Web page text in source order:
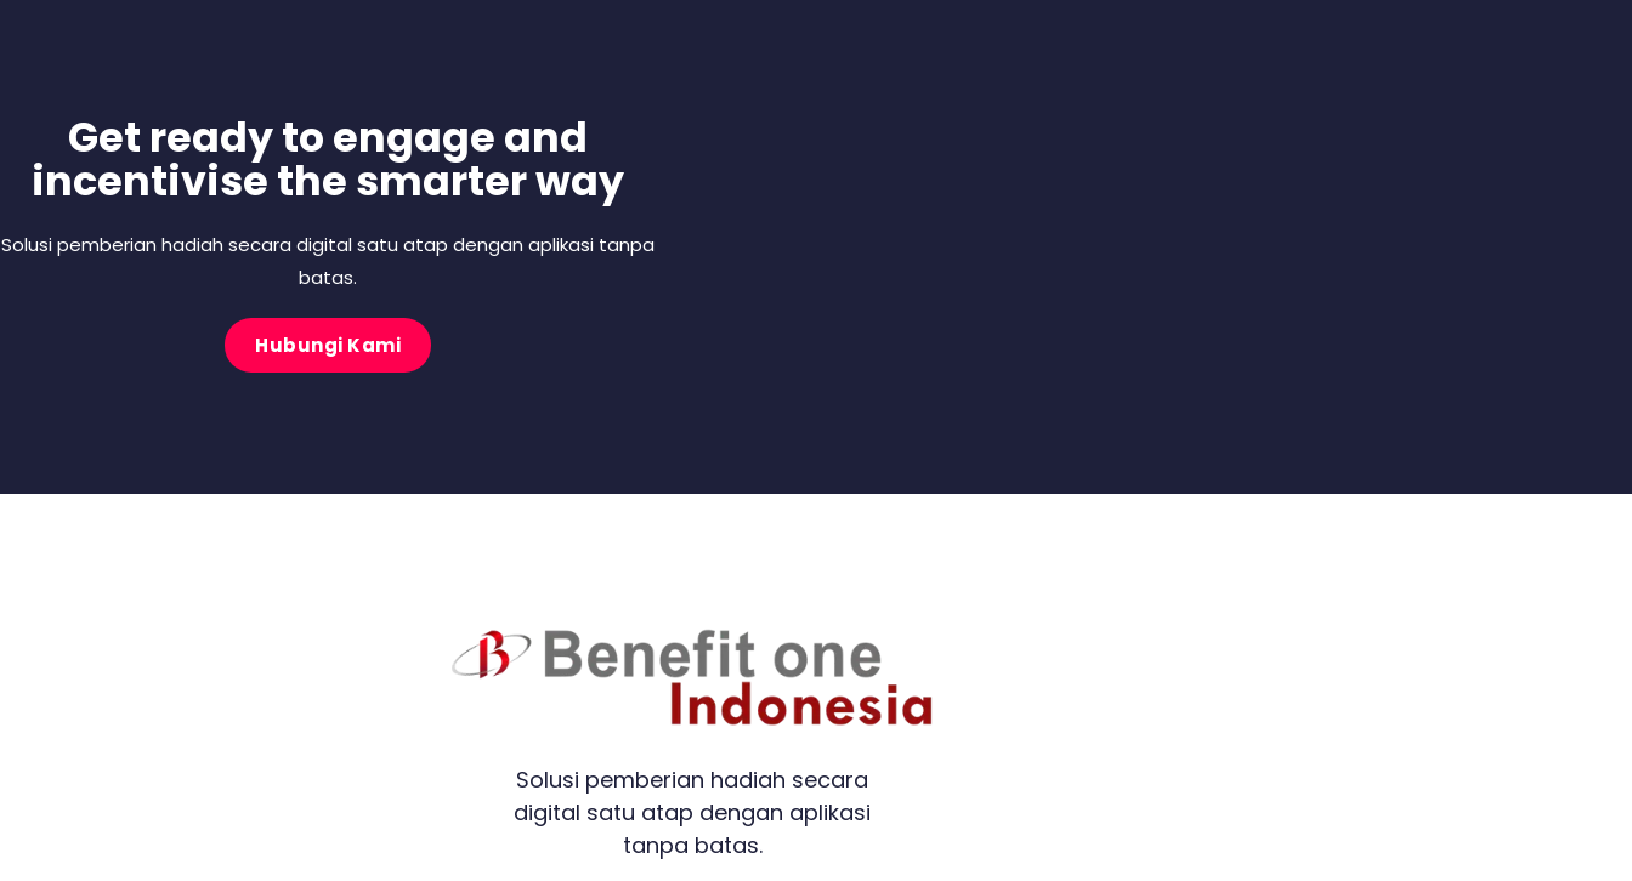
Get ready to engage and
incentivise the smarter way
Solusi pemberian hadiah secara digital satu atap dengan aplikasi tanpa
batas.
Hubungi Kami
Solusi pemberian hadiah secara
digital satu atap dengan aplikasi
tanpa batas.